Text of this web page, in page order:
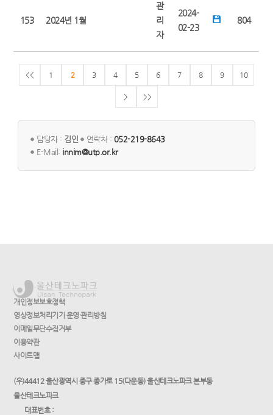
153 2024년 1월
관
리
자
2024-
02-23
804
<< 1 2 3 4 5 6 7 8 9 10
> >>
담당자 : 김인 연락처 : 052-219-8643
E-Mail: innim@utp.or.kr
개인정보보호정책
영상정보처리기기 운영·관리방침
이메일무단수집거부
이용약관
사이트맵
(우)44412 울산광역시 중구 종가로 15(다운동) 울산테크노파크 본부동
울산테크노파크
대표번호 :